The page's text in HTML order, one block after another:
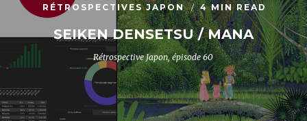
RÉTROSPECTIVES JAPON 4 MIN READ
SEIKEN DENSETSU / MANA
Rétrospective Japon, épisode 60